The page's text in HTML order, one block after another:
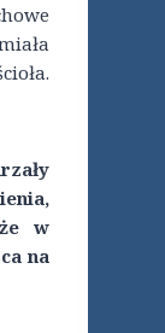
w
na